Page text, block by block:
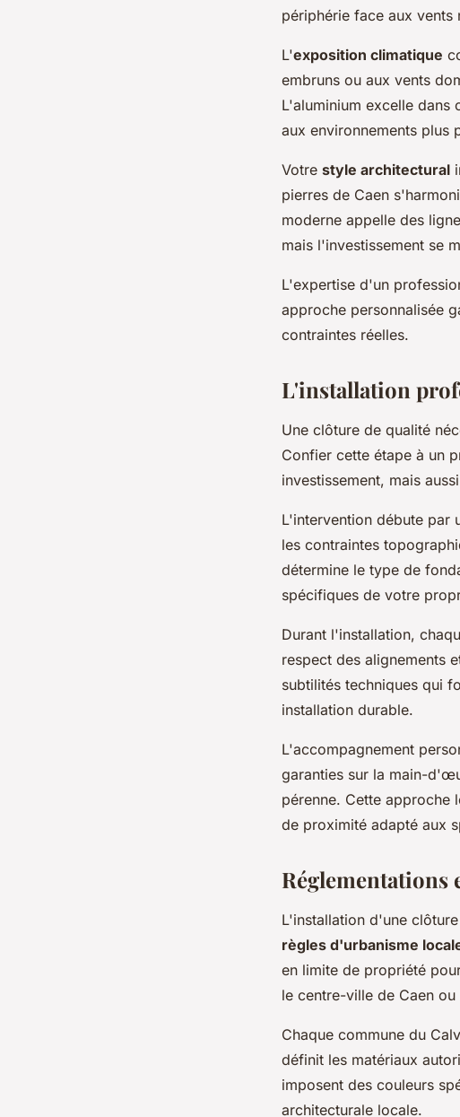
périphérie face aux vents
L'exposition climatique
embruns ou aux vents
L'aluminium excelle dans
aux environnements plus
Votre style architectural
pierres de Caen
moderne appelle des
mais l'investissement se
L'expertise d'un
approche personnalisée
contraintes réelles.
L'installation
Une clôture de qualité
Confier cette étape à un
investissement, mais
L'intervention débute par
les contraintes
détermine le type de
spécifiques de votre
Durant l'installation,
respect des alignements
subtilités techniques qui
installation durable.
L'accompagnement
garanties sur la main-
pérenne. Cette approche
de proximité adapté aux
Réglementations
L'installation d'une
règles d'urbanisme
en limite de propriété
le centre-ville de Caen
Chaque commune du
définit les matériaux
imposent des couleurs
architecturale locale.